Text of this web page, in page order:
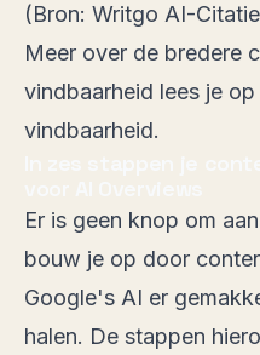
(Bron: Writgo AI-
Meer over de bredere
vindbaarheid lees je op
vindbaarheid.
Er is geen knop om
bouw je op door
Google's AI er
halen. De stappen